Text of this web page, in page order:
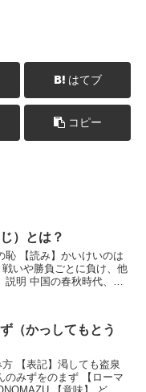
はてブ
コピー
）とは？
（かっしてもとう
泉
のみずをのまず 【ローマ